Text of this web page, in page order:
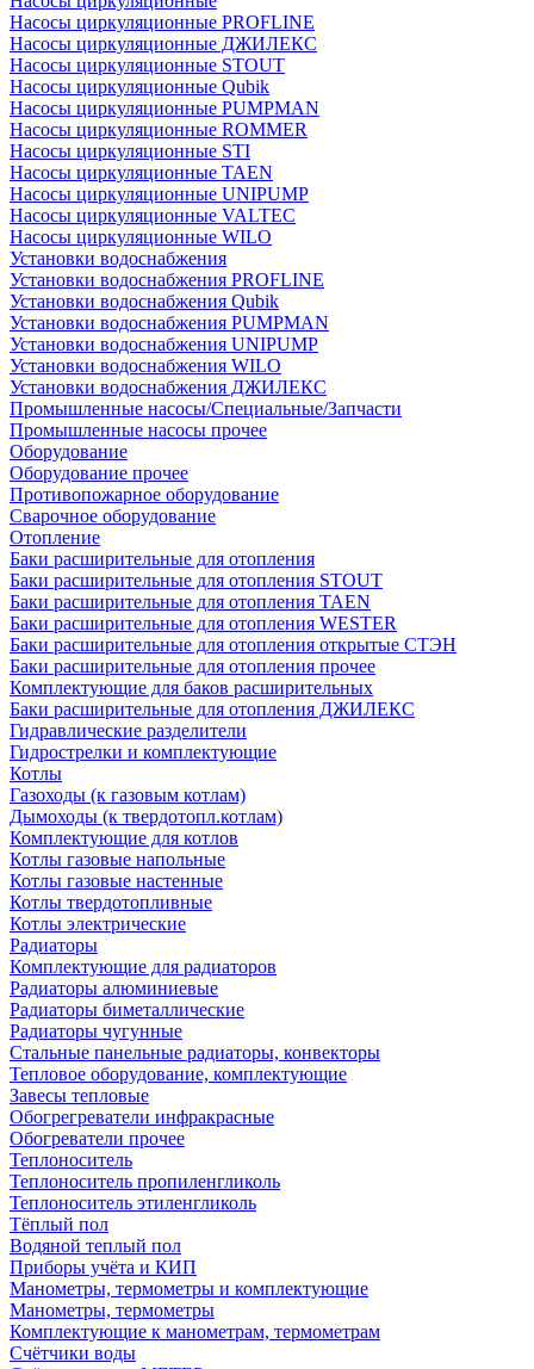
Насосы циркуляционные PROFLINE
Насосы циркуляционные ДЖИЛЕКС
Насосы циркуляционные STOUT
Насосы циркуляционные Qubik
Насосы циркуляционные PUMPMAN
Насосы циркуляционные ROMMER
Насосы циркуляционные STI
Насосы циркуляционные TAEN
Насосы циркуляционные UNIPUMP
Насосы циркуляционные VALTEC
Насосы циркуляционные WILO
Установки водоснабжения
Установки водоснабжения PROFLINE
Установки водоснабжения Qubik
Установки водоснабжения PUMPMAN
Установки водоснабжения UNIPUMP
Установки водоснабжения WILO
Установки водоснабжения ДЖИЛЕКС
Промышленные насосы/Специальные/Запчасти
Промышленные насосы прочее
Оборудование
Оборудование прочее
Противопожарное оборудование
Сварочное оборудование
Отопление
Баки расширительные для отопления
Баки расширительные для отопления STOUT
Баки расширительные для отопления TAEN
Баки расширительные для отопления WESTER
Баки расширительные для отопления открытые СТЭН
Баки расширительные для отопления прочее
Комплектующие для баков расширительных
Баки расширительные для отопления ДЖИЛЕКС
Гидравлические разделители
Гидрострелки и комплектующие
Котлы
Газоходы (к газовым котлам)
Дымоходы (к твердотопл.котлам)
Комплектующие для котлов
Котлы газовые напольные
Котлы газовые настенные
Котлы твердотопливные
Котлы электрические
Радиаторы
Комплектующие для радиаторов
Радиаторы алюминиевые
Радиаторы биметаллические
Радиаторы чугунные
Стальные панельные радиаторы, конвекторы
Тепловое оборудование, комплектующие
Завесы тепловые
Обогрегреватели инфракрасные
Обогреватели прочее
Теплоноситель
Теплоноситель пропиленгликоль
Теплоноситель этиленгликоль
Тёплый пол
Водяной теплый пол
Приборы учёта и КИП
Манометры, термометры и комплектующие
Манометры, термометры
Комплектующие к манометрам, термометрам
Счётчики воды